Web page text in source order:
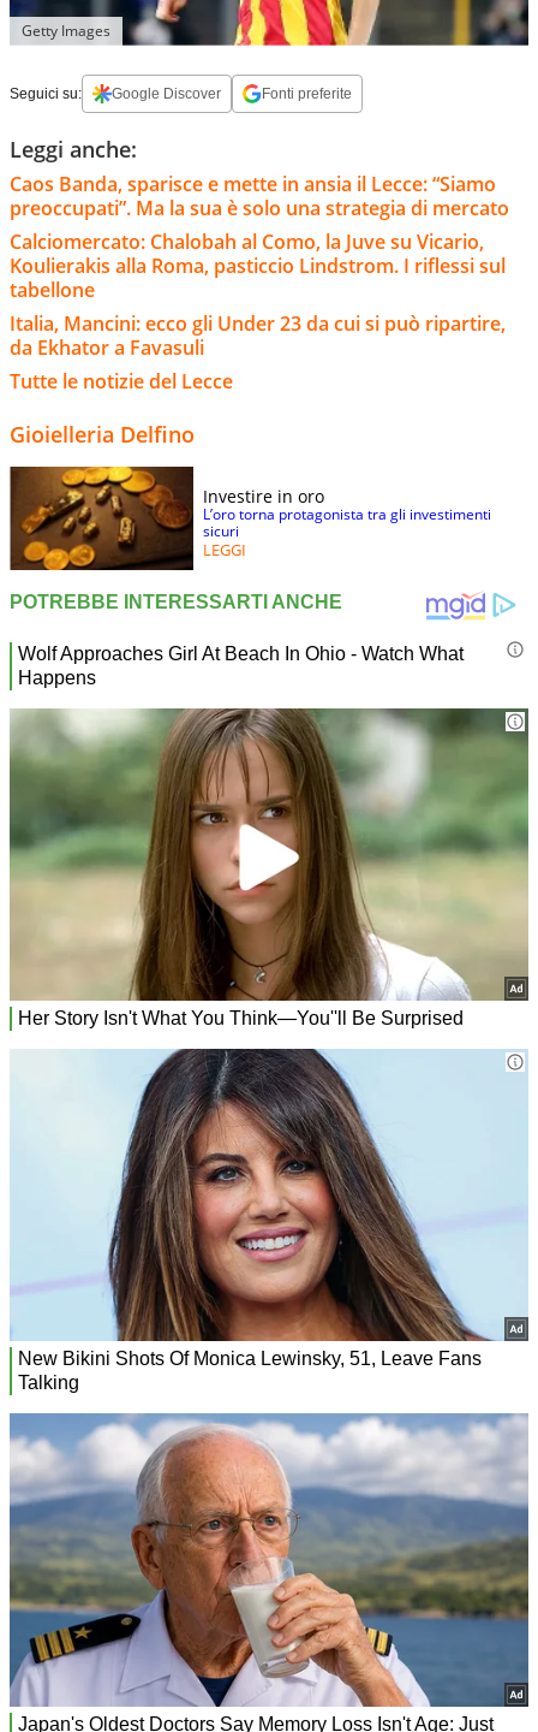
Getty Images
Seguici su: Google Discover Fonti preferite
Leggi anche:
Caos Banda, sparisce e mette in ansia il Lecce: “Siamo
preoccupati”. Ma la sua è solo una strategia di mercato
Calciomercato: Chalobah al Como, la Juve su Vicario,
Koulierakis alla Roma, pasticcio Lindstrom. I riflessi sul
tabellone
Italia, Mancini: ecco gli Under 23 da cui si può ripartire,
da Ekhator a Favasuli
Tutte le notizie del Lecce
Gioielleria Delfino
Investire in oro
L’oro torna protagonista tra gli investimenti
sicuri
LEGGI